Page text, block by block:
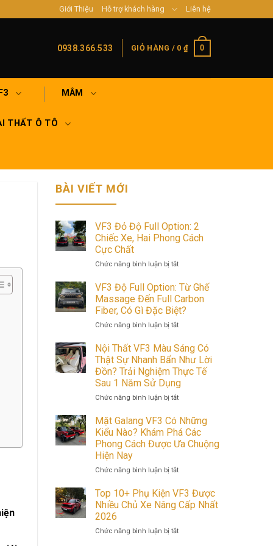
Giới Thiệu Hỗ trợ khách hàng Liên hệ
0938.366.533 GIỎ HÀNG / 0 ₫ 0
MÂM
THẤT Ô TÔ
BÀI VIẾT MỚI
VF3 Đỏ Độ Full Option: 2
Chiếc Xe, Hai Phong Cách
Cực Chất
Chức năng bình luận bị tắtở
Đỏ
Độ
Full
Option:
2
Xe,
Hai
Phong
Cách
Cực
Chất
VF3 Độ Full Option: Từ Ghế
Massage Đến Full Carbon
Fiber, Có Gì Đặc Biệt?
Chức năng bình luận bị tắtở
Độ
Full
Option:
Từ
Ghế
Massage
Full
Carbon
Fiber,
Có
Đặc
Nội Thất VF3 Màu Sáng Có
Thật Sự Nhanh Bẩn Như Lời
Đồn? Trải Nghiệm Thực Tế
Sau 1 Năm Sử Dụng
Chức năng bình luận bị tắtở
Thất
VF3
Màu
Sáng
Thật
Nhanh
Bẩn
Như
Đồn?
Mặt Galang VF3 Có Những
Kiểu Nào? Khám Phá Các
Phong Cách Được Ưa Chuộng
Hiện Nay
Chức năng bình luận bị tắtở
Galang
VF3
Có
Kiểu
Top 10+ Phụ Kiện VF3 Được
Nhiều Chủ Xe Nâng Cấp Nhất
2026
Chức năng bình luận bị tắtở